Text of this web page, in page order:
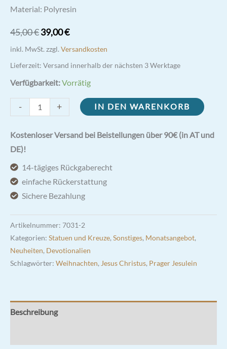
Material: Polyresin
45,00€Ursprünglicher
Preis
war:
45,00 €
39,00€Aktueller
Preis
ist:
39,00 €.
inkl. MwSt. zzgl. Versandkosten
Lieferzeit: Versand innerhalb der nächsten 3 Werktage
Verfügbarkeit:Vorrätig
-
Jesuskind
auf
Kissen
rot
18cm
x
Menge
+ IN DEN WARENKORB
Kostenloser Versand bei Beistellungen über 90€ (in AT und
DE)!
14-tägiges Rückgaberecht
einfache Rückerstattung
Sichere Bezahlung
Artikelnummer: 7031-2
Kategorien: Statuen und Kreuze, Sonstiges, Monatsangebot,
Neuheiten, Devotionalien
Schlagwörter: Weihnachten, Jesus Christus, Prager Jesulein
Beschreibung